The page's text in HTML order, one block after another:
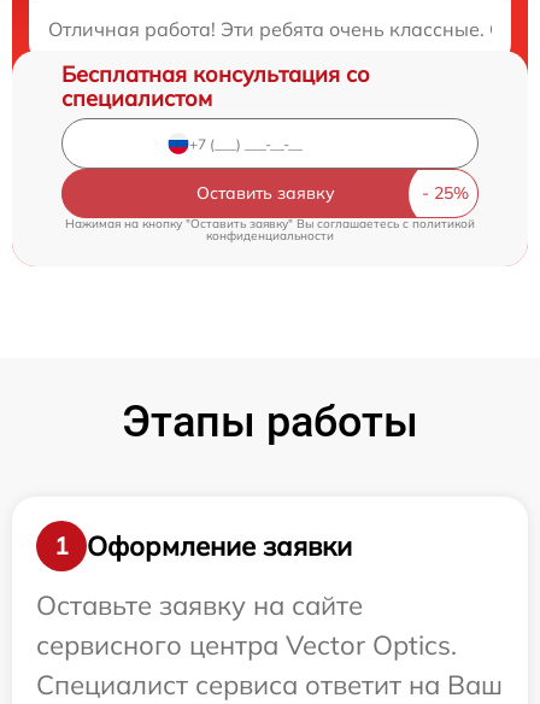
Отличная работа! Эти ребята очень классные.
Бесплатная консультация со
специалистом
Оставить заявку
Нажимая на кнопку "Оставить заявку" Вы соглашаетесь c политикой
конфиденциальности
Этапы работы
1
Оформление заявки
Оставьте заявку на сайте
сервисного центра Vector Optics.
Специалист сервиса ответит на Ваш